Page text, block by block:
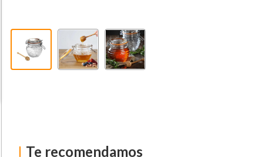
Te recomendamos